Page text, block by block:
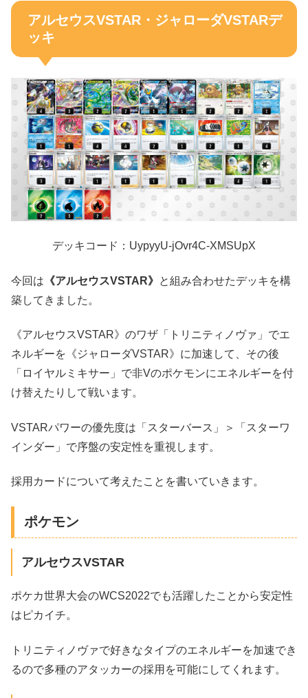
アルセウスVSTAR・ジャローダVSTARデ
ッキ
デッキコード：UypyyU-jOvr4C-XMSUpX
今回は 《アルセウスVSTAR》 と組み合わせたデッキを構
築してきました。
《アルセウスVSTAR》のワザ「トリニティノヴァ」でエ
ネルギーを《ジャローダVSTAR》に加速して、その後
「ロイヤルミキサー」で非Vのポケモンにエネルギーを付
け替えたりして戦います。
VSTARパワーの優先度は「スターバース」＞「スターワ
インダー」で序盤の安定性を重視します。
採用カードについて考えたことを書いていきます。
ポケモン
アルセウスVSTAR
ポケカ世界大会のWCS2022でも活躍したことから安定性
はピカイチ。
トリニティノヴァで好きなタイプのエネルギーを加速でき
るので多種のアタッカーの採用を可能にしてくれます。